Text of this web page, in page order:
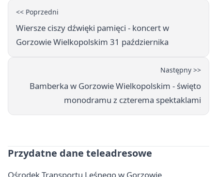
<< Poprzedni
Wiersze ciszy dźwięki pamięci - koncert w
Gorzowie Wielkopolskim 31 października
Następny >>
Bamberka w Gorzowie Wielkopolskim - święto
monodramu z czterema spektaklami
Przydatne dane teleadresowe
Ośrodek Transportu Leśnego w Gorzowie